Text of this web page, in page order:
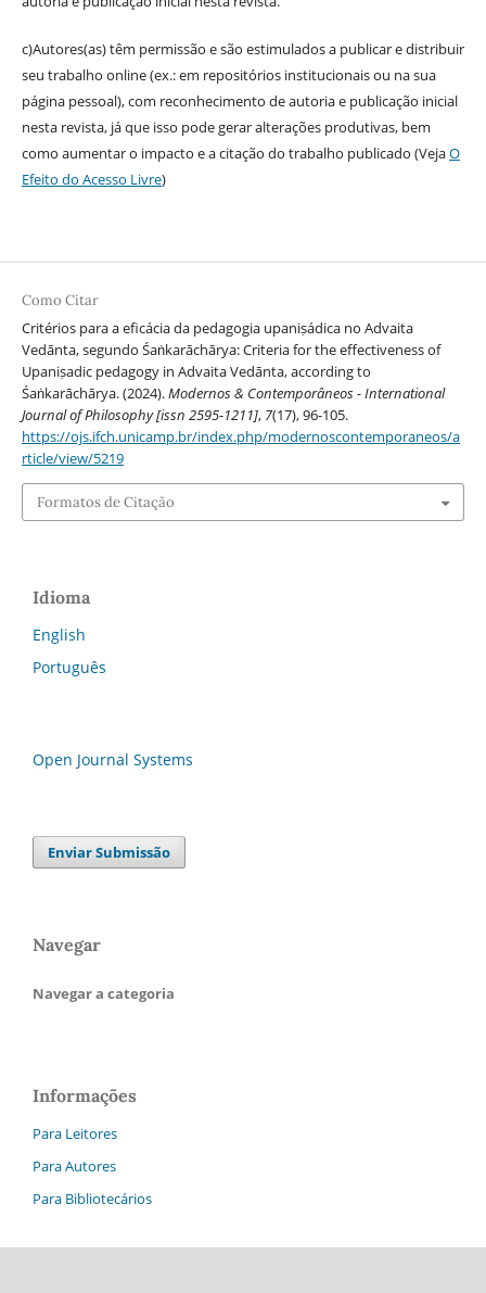
c)Autores(as) têm permissão e são estimulados a publicar e distribuir
seu trabalho online (ex.: em repositórios institucionais ou na sua
página pessoal), com reconhecimento de autoria e publicação inicial
nesta revista, já que isso pode gerar alterações produtivas, bem
como aumentar o impacto e a citação do trabalho publicado (VejaO
Efeito do Acesso Livre)
Como Citar
Critérios para a eficácia da pedagogia upaniṣádica no Advaita
Vedānta, segundo Śaṅkarāchārya: Criteria for the effectiveness of
Upaniṣadic pedagogy in Advaita Vedānta, according to
Śaṅkarāchārya. (2024).Modernos & Contemporâneos - International
Journal of Philosophy [issn 2595-1211], 7(17), 96-105.
https://ojs.ifch.unicamp.br/index.php/modernoscontemporaneos/a
rticle/view/5219
Formatos de Citação
Idioma
English
Português
Open Journal Systems
Enviar Submissão
Navegar
Navegar a categoria
Informações
Para Leitores
Para Autores
Para Bibliotecários